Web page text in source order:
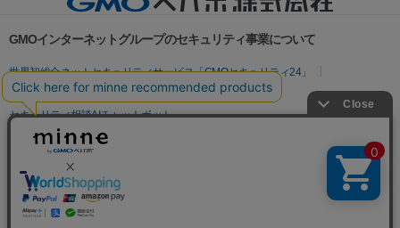
GMOインターネットグループのセキュリティ事業について
世界初総合ネットセキュリティサービス「GMOセキュリティ24」
パスワード漏洩診断
Webサイトリスク診断
セキュリティ相談AIチャットボット
実在証明・盗聴対策
サイバー攻撃対策（GMO Flatt Security）
セキュリティ事業の軌跡